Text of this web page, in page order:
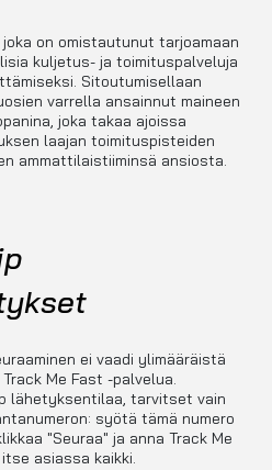
on omistautunut tarjoamaan
kuljetus- ja toimituspalveluja
Sitoutumisellaan
varrella ansainnut maineen
joka takaa ajoissa
laajan toimituspisteiden
ammattilaistiiminsä ansiosta.
ei vaadi ylimääräistä
Me Fast -palvelua.
lähetyksentilaa, tarvitset vain
syötä tämä numero
"Seuraa" ja anna Track Me
asiassa kaikki.